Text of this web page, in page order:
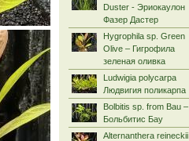
Duster - Эриокаулон
Фазер Дастер
Hygrophila sp. Green
Olive – Гигрофила
зеленая оливка
Ludwigia polycarpa
Людвигия поликарпа
Bolbitis sp. from Bau –
Больбитис Бау
Alternanthera reineckii